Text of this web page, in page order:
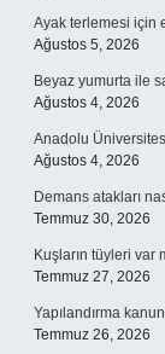
Ayak terlemesi için
Ağustos 5, 2026
Beyaz yumurta ile
Ağustos 4, 2026
Anadolu
Ağustos 4, 2026
Demans atakları
Temmuz 30, 2026
Kuşların tüyleri var
Temmuz 27, 2026
Yapılandırma
Temmuz 26, 2026